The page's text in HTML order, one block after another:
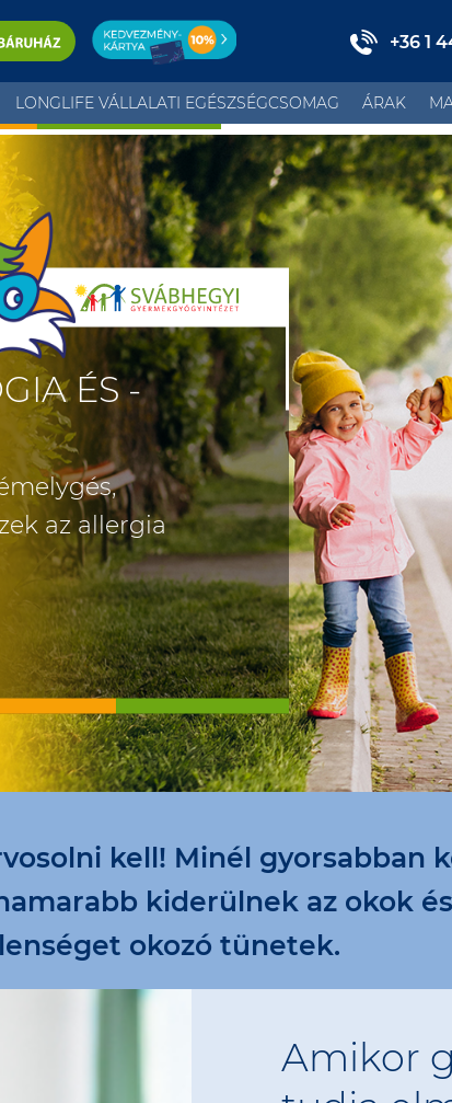
+36 1
LONGLIFE VÁLLALATI EGÉSZSÉGCSOMAG ÁRAK
ÉS -
az allergia
kell! Minél gyorsabban
kiderülnek az okok
okozó tünetek.
Amikor